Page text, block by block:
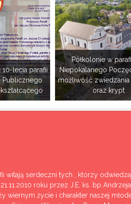
lecia parafii
Publicznego
Półkolonie w
Niepokalanego
możliwość
oraz krypt
witają serdeczni tych , którzy
roku przez J.E. ks. bp
wiernym życie i charakter naszej